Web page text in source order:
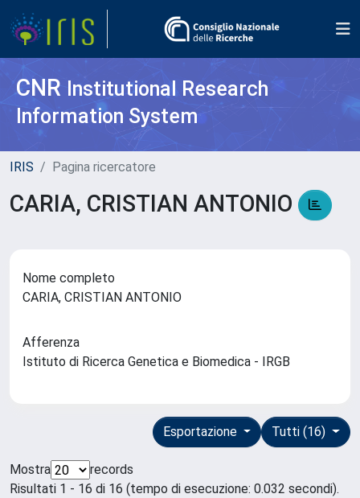
CNR Institutional Research
Information System
IRIS Pagina ricercatore
CARIA, CRISTIAN ANTONIO
Nome completo
CARIA, CRISTIAN ANTONIO
Afferenza
Istituto di Ricerca Genetica e Biomedica - IRGB
Tutti (16)
Esportazione
Mostra
records
Risultati 1 - 16 di 16 (tempo di esecuzione: 0.032 secondi).